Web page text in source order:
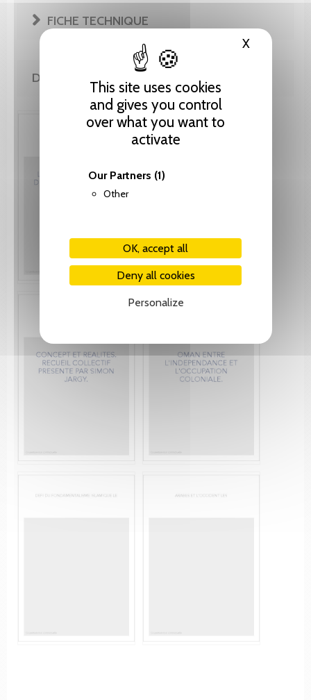
This site uses cookies
and gives you control
over what you want to
activate
Our Partners (1)
Other
OK, accept all
Deny all cookies
Personalize
XHide
FICHE TECHNIQUE
DE LA MÊME COLLECTION